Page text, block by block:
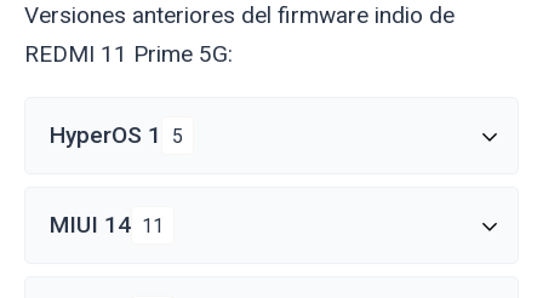
Versiones anteriores del firmware indio de
REDMI 11 Prime 5G:
HyperOS 1 5
MIUI 14 11